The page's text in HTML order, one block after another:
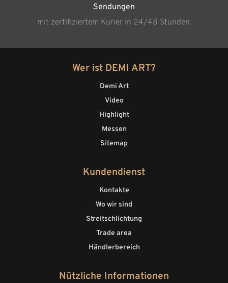
Sendungen
mit zertifiziertem Kurier in 24/48 Stunden.
Wer ist DEMI ART?
Demi Art
Video
Highlight
Messen
Sitemap
Kundendienst
Kontakte
Wo wir sind
Streitschlichtung
Trade area
Händlerbereich
Nützliche Informationen